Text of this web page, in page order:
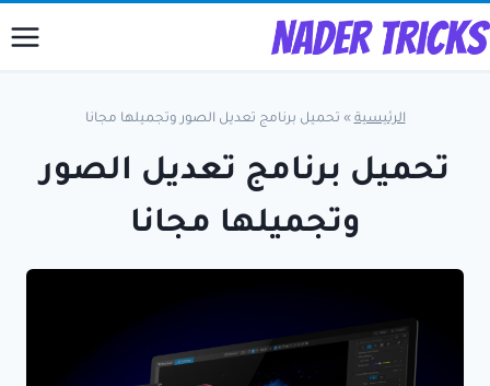
إلى
الرئيسية» تحميل برنامج تعديل الصور وتجميلها مجانا
تحميل برنامج تعديل الصور
وتجميلها مجانا